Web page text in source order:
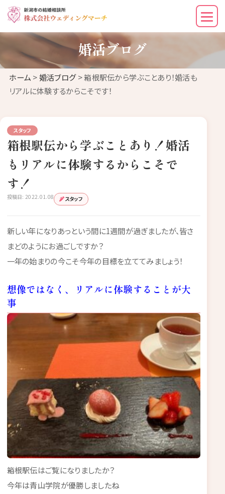
婚活ブログ
ホーム >婚活ブログ> 箱根駅伝から学ぶことあり！婚活も
リアルに体験するからこそです！
スタッフ
箱根駅伝から学ぶことあり！婚活
もリアルに体験するからこそで
す！
投稿日: 2022.01.08 スタッフ
新しい年になりあっという間に1週間が過ぎましたが、皆さ
まどのようにお過ごしですか？
一年の始まりの今こそ今年の目標を立ててみましょう！
想像ではなく、リアルに体験することが大
事
箱根駅伝はご覧になりましたか？
今年は青山学院が優勝しましたね